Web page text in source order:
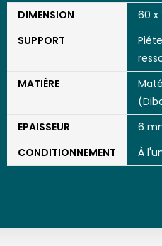
DIMENSION
60 x
SUPPORT
MATIÈRE
EPAISSEUR
6
CONDITIONNEMENT
À